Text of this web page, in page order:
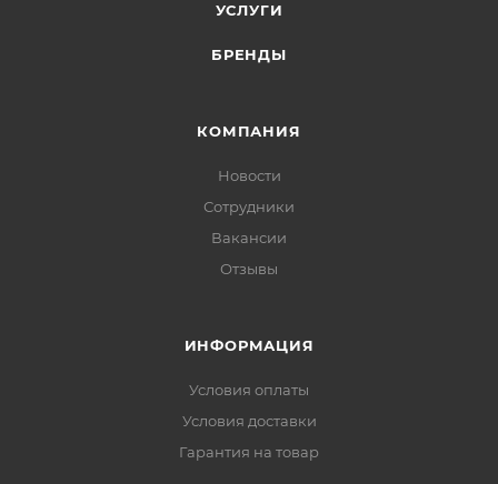
УСЛУГИ
БРЕНДЫ
КОМПАНИЯ
Новости
Сотрудники
Вакансии
Отзывы
ИНФОРМАЦИЯ
Условия оплаты
Условия доставки
Гарантия на товар